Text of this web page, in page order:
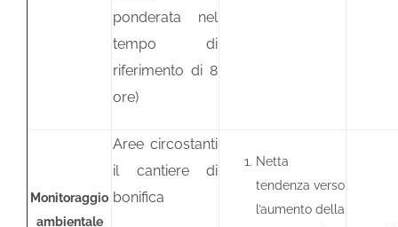
ponderata nel
tempo di
riferimento di 8
ore)
Monitoraggio
ambientale
Aree circostanti
il cantiere di
bonifica
Netta
tendenza verso
l’aumento della